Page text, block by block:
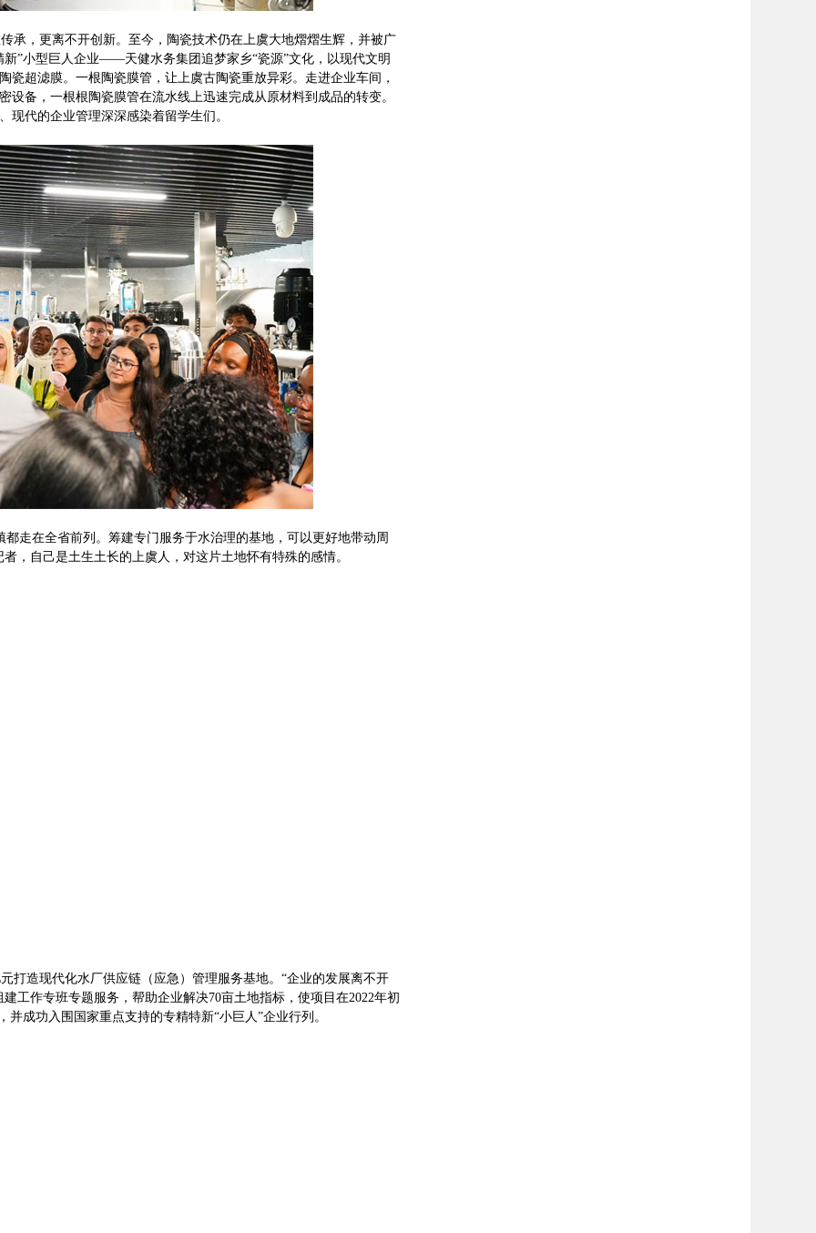
，更离不开创新。至今，陶瓷技术仍在上虞大地熠熠生辉，并被广
”小型巨人企业——天健水务集团追梦家乡“瓷源”文化，以现代文明
超滤膜。一根陶瓷膜管，让上虞古陶瓷重放异彩。走进企业车间，
备，一根根陶瓷膜管在流水线上迅速完成从原材料到成品的转变。
现代的企业管理深深感染着留学生们。
走在全省前列。筹建专门服务于水治理的基地，可以更好地带动周
，自己是土生土长的上虞人，对这片土地怀有特殊的感情。
造现代化水厂供应链（应急）管理服务基地。“企业的发展离不开
工作专班专题服务，帮助企业解决70亩土地指标，使项目在2022年初
成功入围国家重点支持的专精特新“小巨人”企业行列。